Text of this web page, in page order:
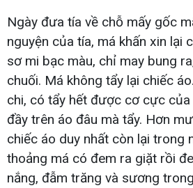
Ngày đưa tía về chỗ mấy gốc
nguyện của tía, má khấn xin lại
sơ mi bạc màu, chỉ may bung
chuối. Má không tẩy lại chiếc
chi, có tẩy hết được cơ cực
đầy trên áo đâu mà tẩy. Hơn
chiếc áo duy nhất còn lại trong
thoảng má có đem ra giặt rồi
nắng, đẫm trăng và sương